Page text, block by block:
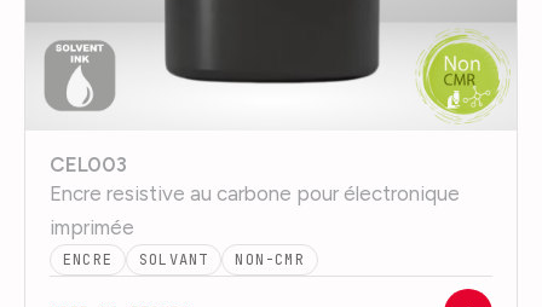
CEL003
Encre resistive au carbone pour électronique
imprimée
ENCRE SOLVANT NON-CMR